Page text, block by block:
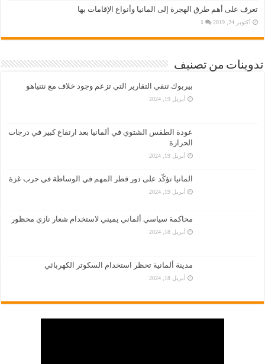
تعرف على أهم طرق الهجرة إلى المانيا وأنواع الإقامات بها
أكتوبر 24, 2019 1
تدوينات من تصنيف
بيربوك تنفي التقارير التي تزعم وجود خلاف مع نتنياهو
أبريل 19, 2024
عودة الطقس الشتوي في ألمانيا بعد ارتفاع كبير في درجات
الحرارة
أبريل 19, 2024
المانيا تؤكّد على دور قطر المهم في الوساطة في حرب غزة
أبريل 19, 2024
محاكمة سياسي ألماني يميني لاستخدام شعار نازي محظور
أبريل 18, 2024
مدينة ألمانية تحظر استخدام السكوتر الكهربائي
أبريل 18, 2024